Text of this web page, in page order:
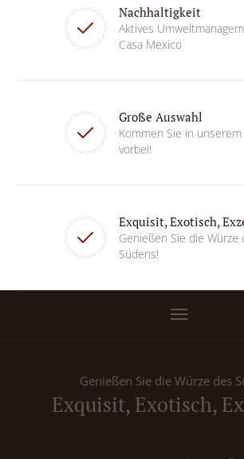
Nachhaltigkeit
Aktives
Casa Mexico
Große Auswahl
Kommen Sie in unserem
vorbei!
Exquisit, Exotisch,
Genießen Sie die Würze
Südens!
Genießen Sie die Würze des
Exquisit, Exotisch,